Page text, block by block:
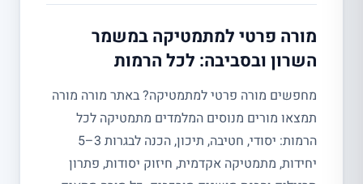
מורה פרטי למתמטיקה במשמר
השרון ובסביבה: לכל הרמות
מחפשים מורה פרטי למתמטיקה? באתר מורה מורה
תמצאו מורים מנוסים המלמדים מתמטיקה לכל
הרמות: יסודי, חטיבה, תיכון, הכנה לבגרות 3–5
יחידות, מתמטיקה אקדמית, חיזוק יסודות, פתרון